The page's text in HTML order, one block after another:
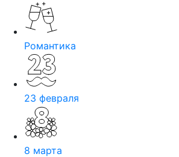
Романтика
23 февраля
8 марта